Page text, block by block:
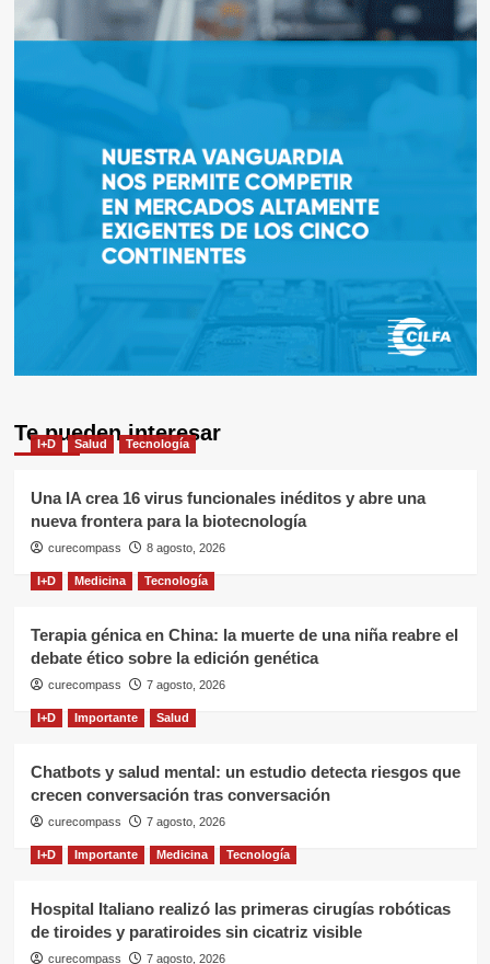
Te pueden interesar
I+D Salud Tecnología
Una IA crea 16 virus funcionales inéditos y abre una
nueva frontera para la biotecnología
curecompass 8 agosto, 2026
I+D Medicina Tecnología
Terapia génica en China: la muerte de una niña reabre el
debate ético sobre la edición genética
curecompass 7 agosto, 2026
I+D Importante Salud
Chatbots y salud mental: un estudio detecta riesgos que
crecen conversación tras conversación
curecompass 7 agosto, 2026
I+D Importante Medicina Tecnología
Hospital Italiano realizó las primeras cirugías robóticas
de tiroides y paratiroides sin cicatriz visible
curecompass 7 agosto, 2026